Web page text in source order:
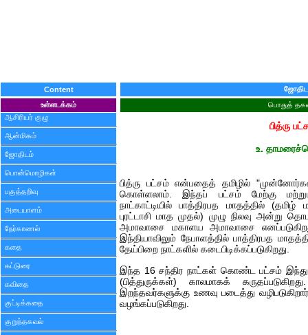
Content
உள்ளடக்கம்
ஆசிரியர் குழு
ஆன்மிகம்
ஜோதிடம்
பொன்மொழிகள்
பகுத்தறிவு
அடையாளம்
நேர்காணல்
கதை
கட்டுரை
கவிதை
குட்டிக்கதை
குறுந்தகவல்
பொதுத்
பித்ரு
உ.
பித்ரு பட்சம் என்பதைத் தமிழில்
கொள்ளலாம். இந்தப் பட்சம் மேற்கு
நாட்காட்டியில் பாத்திரபத மாதத்தில்
புரட்டாசி மாத முதல்) முழு நிலவு
அமாவாசை மகாளய அமாவாசை
இந்தியாவிலும் நேபாளத்தில் பாத்திரபத
தேய்பிறை நாட்களில் கடைபிடிக்கப்படுகிறது.
இந்த 16 சந்திர நாட்கள் கொண்ட பட்சம்
(பித்துருக்கள்) காலமாகக்
இறந்தவர்களுக்கு உணவு படைத்து
வழங்கப்படுகிறது.